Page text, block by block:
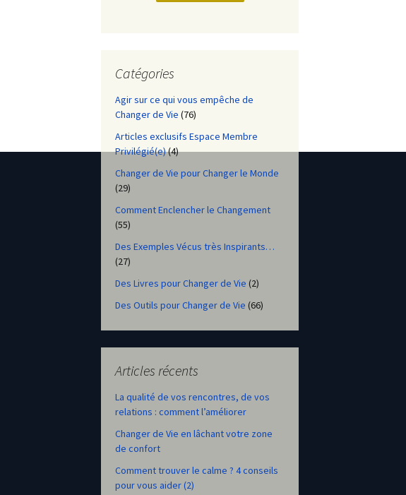
Catégories
Agir sur ce qui vous empêche de
Changer de Vie (76)
Articles exclusifs Espace Membre
Privilégié(e)(4)
Changer de Vie pour Changer le Monde
(29)
Comment Enclencher le Changement
(55)
Des Exemples Vécus très Inspirants…
(27)
Des Livres pour Changer de Vie (2)
Des Outils pour Changer de Vie (66)
Articles récents
La qualité de vos rencontres, de vos
relations : comment l’améliorer
Changer de Vie en lâchant votre zone
de confort
Comment trouver le calme ? 4 conseils
pour vous aider (2)